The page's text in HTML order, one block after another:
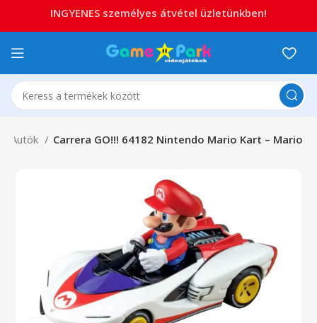
Autók Carrera GO!!! 64182 Nintendo Mario Kart – Mario
INGYENES személyes átvétel üzletünkben!